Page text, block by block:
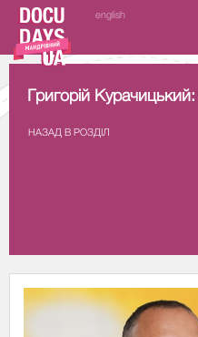
english
Григорій
НАЗАД В РОЗДIЛ